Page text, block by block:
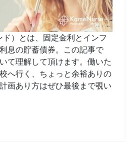
ド）とは、固定金利とインフ
息の貯蓄債券。この記事で
て理解して頂けます。働いた
へ行く、ちょっと余裕ありの
画あり方はぜひ最後まで覗い